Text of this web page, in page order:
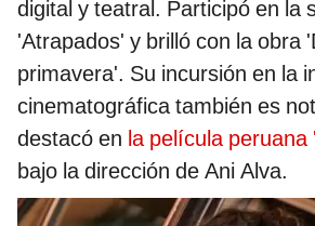
digital y teatral. Participó en la
'Atrapados' y brilló con la obra
primavera'. Su incursión en la
cinematográfica también es
destacó en la película peruana
bajo la dirección de Ani Alva.